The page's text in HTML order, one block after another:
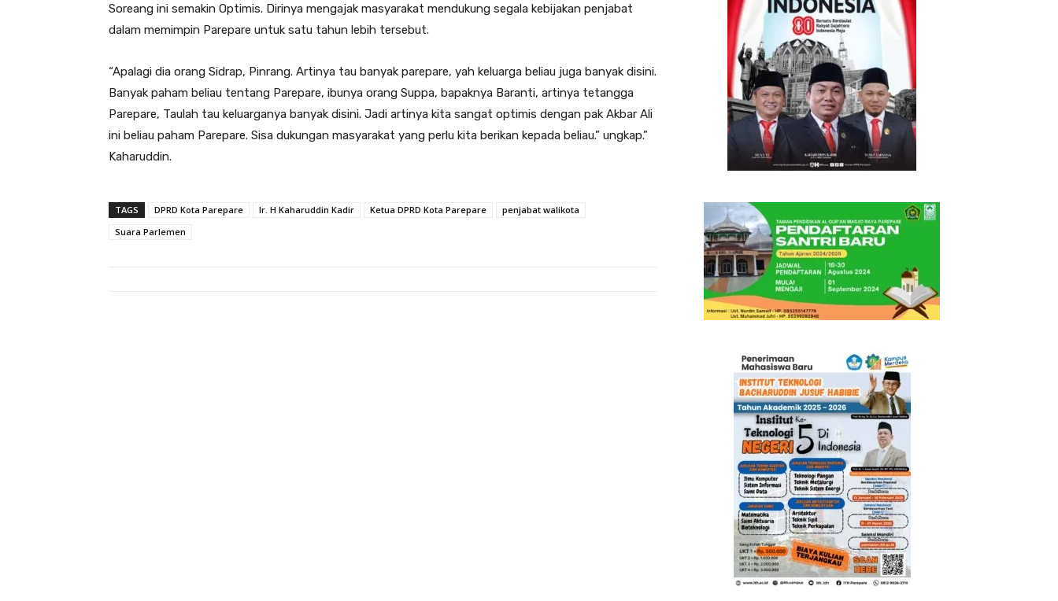
Soreang ini semakin Optimis. Dirinya mengajak masyarakat mendukung segala kebijakan penjabat
dalam memimpin Parepare untuk satu tahun lebih tersebut.
“Apalagi dia orang Sidrap, Pinrang. Artinya tau banyak parepare, yah keluarga beliau juga banyak disini.
Banyak paham beliau tentang Parepare, ibunya orang Suppa, bapaknya Baranti, artinya tetangga
Parepare, Taulah tau keluarganya banyak disini. Jadi artinya kita sangat optimis dengan pak Akbar Ali
ini beliau paham Parepare. Sisa dukungan masyarakat yang perlu kita berikan kepada beliau.” ungkap.”
Kaharuddin.
TAGS DPRD Kota Parepare Ir. H Kaharuddin Kadir Ketua DPRD Kota Parepare
penjabat walikota
Suara Parlemen